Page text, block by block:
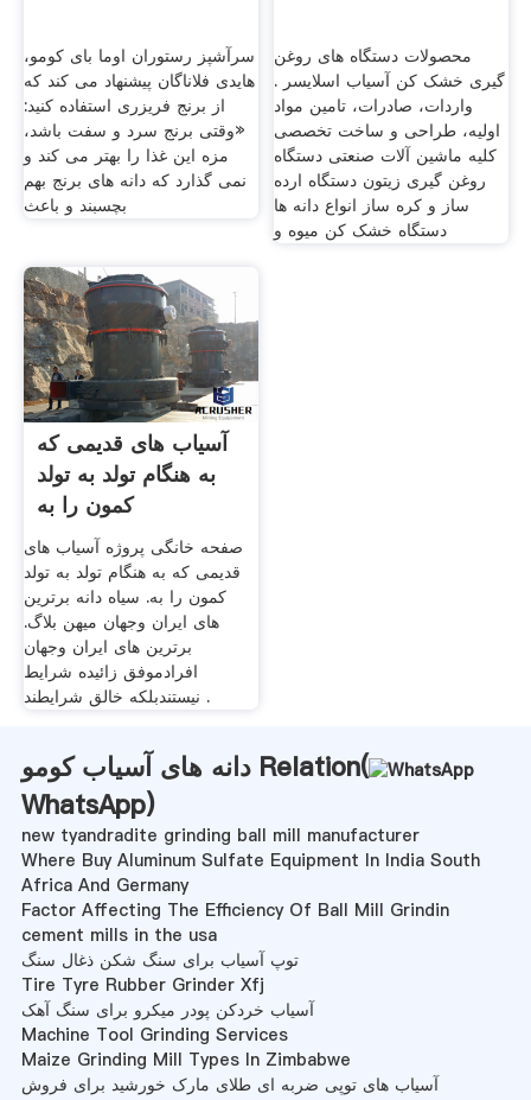
سرآشپز رستوران اوما بای کومو،
هایدی فلاناگان پیشنهاد می کند که
از برنج فریزری استفاده کنید:
«وقتی برنج سرد و سفت باشد،
مزه این غذا را بهتر می کند و
نمی گذارد که دانه های برنج بهم
بچسبند و باعث
محصولات دستگاه های روغن
گیری خشک کن آسیاب اسلایسر .
واردات، صادرات، تامین مواد
اولیه، طراحی و ساخت تخصصی
کلیه ماشین آلات صنعتی دستگاه
روغن گیری زیتون دستگاه ارده
ساز و کره ساز انواع دانه ها
دستگاه خشک کن میوه و
آسیاب های قدیمی که
به هنگام تولد به تولد
کمون را به
صفحه خانگی پروژه آسیاب های
قدیمی که به هنگام تولد به تولد
کمون را به. سیاه دانه برترین
های ایران وجهان میهن بلاگ.
برترین های ایران وجهان
افرادموفق زائیده شرایط
نیستندبلکه خالق شرایطند .
دانه های آسیاب کومو Relation(
WhatsApp)
new tyandradite grinding ball mill manufacturer
Where Buy Aluminum Sulfate Equipment In India South
Africa And Germany
Factor Affecting The Efficiency Of Ball Mill Grindin
cement mills in the usa
توپ آسیاب برای سنگ شکن ذغال سنگ
Tire Tyre Rubber Grinder Xfj
آسیاب خردکن پودر میکرو برای سنگ آهک
Machine Tool Grinding Services
Maize Grinding Mill Types In Zimbabwe
آسیاب های توپی ضربه ای طلای مارک خورشید برای فروش